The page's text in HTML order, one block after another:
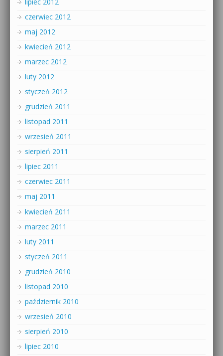
czerwiec 2012
maj 2012
kwiecień 2012
marzec 2012
luty 2012
styczeń 2012
grudzień 2011
listopad 2011
wrzesień 2011
sierpień 2011
lipiec 2011
czerwiec 2011
maj 2011
kwiecień 2011
marzec 2011
luty 2011
styczeń 2011
grudzień 2010
listopad 2010
październik 2010
wrzesień 2010
sierpień 2010
lipiec 2010